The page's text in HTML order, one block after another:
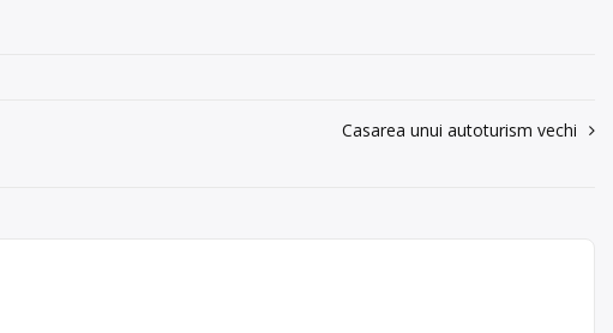
Casarea unui autoturism vechi